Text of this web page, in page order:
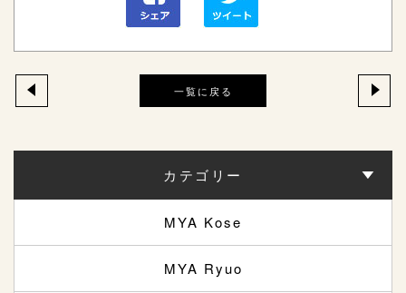
一覧に戻る
カテゴリー
MYA Kose
MYA Ryuo